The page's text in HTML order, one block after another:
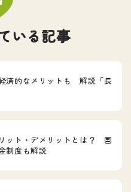
いる記事
済的なメリットも 解説「長
ット・デメリットとは？ 国
制度も解説